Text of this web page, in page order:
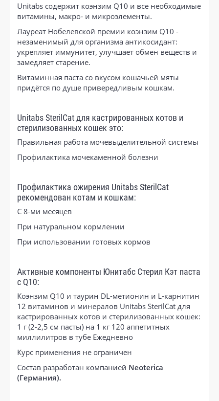
Unitabs содержит коэнзим Q10 и все необходимые
витамины, макро- и микроэлементы.
Лауреат Нобелевской премии коэнзим Q10 -
незаменимый для организма антикосидант:
укрепляет иммунитет, улучшает обмен веществ и
замедляет старение.
Витаминная паста со вкусом кошачьей мяты
придётся по душе привередливым кошкам.
Unitabs SterilCat для кастрированных котов и
стерилизованных кошек это:
Правильная работа мочевыделительной системы
Профилактика мочекаменной болезни
Профилактика ожирения Unitabs SterilCat
рекомендован котам и кошкам:
С 8-ми месяцев
При натуральном кормлении
При использовании готовых кормов
Активные компоненты Юнитабс Стерил Кэт паста
с Q10:
Коэнзим Q10 и таурин DL-метионин и L-карнитин
12 витаминов и минералов Unitabs SterilCat для
кастрированных котов и стерилизованных кошек:
1 г (2-2,5 см пасты) на 1 кг 120 аппетитных
миллилитров в тубе Ежедневно
Курс применения не ограничен
Состав разработан компанией Neoterica
(Германия).